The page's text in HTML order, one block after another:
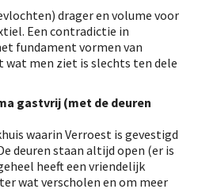
drager en volume voor
Een contradictie in
fundament vormen van
wat men ziet is slechts ten dele
gastvrij (met de deuren
waarin Verroest is gevestigd
deuren staan altijd open (er is
heeft een vriendelijk
wat verscholen en om meer